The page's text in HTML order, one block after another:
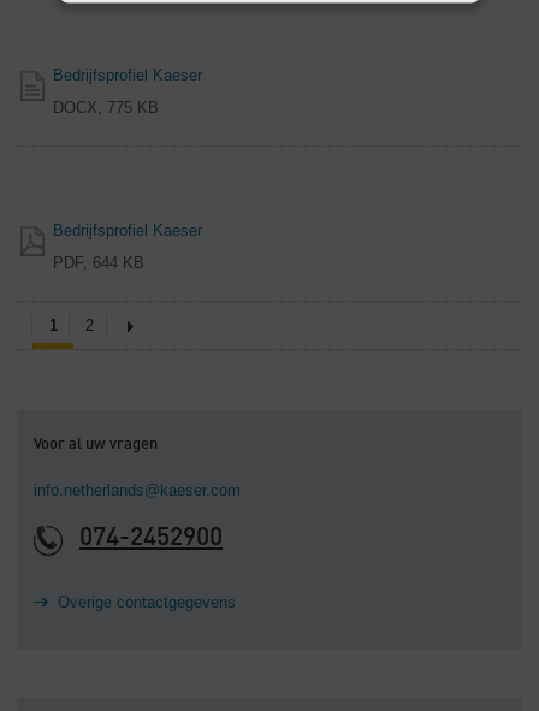
Bedrijfsprofiel Kaeser
DOCX, 775 KB
Bedrijfsprofiel Kaeser
PDF, 644 KB
1 2
Voor al uw vragen
info.netherlands@kaeser.com
074-2452900
Overige contactgegevens